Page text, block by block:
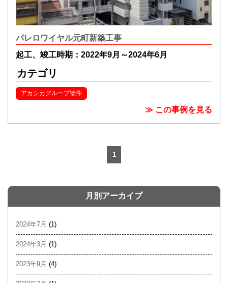
パレロワイヤル元町新築工事
起工、竣工時期：2022年9月～2024年6月
カテゴリ
アカシカグループ物件
≫ この事例を見る
1
月別アーカイブ
2024年7月 (1)
2024年3月 (1)
2023年9月 (4)